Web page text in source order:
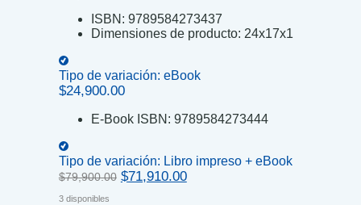
ISBN: 9789584273437
Dimensiones de producto: 24x17x1
Tipo de variación: eBook
$24,900.00
E-Book ISBN: 9789584273444
Tipo de variación: Libro impreso + eBook
$79,900.00 Original
$71,910.00Current
3 disponibles